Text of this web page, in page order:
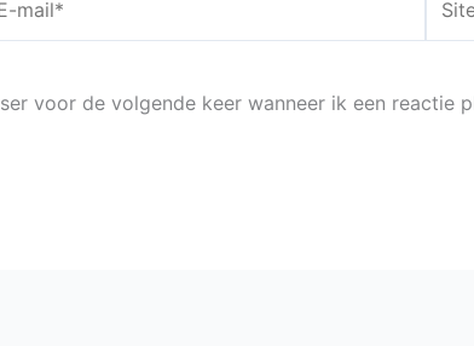
voor de volgende keer wanneer ik een reactie